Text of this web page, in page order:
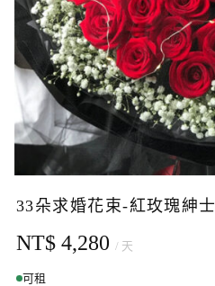
33朵求婚花束-紅玫瑰紳士
NT$ 4,280 / 天
可租